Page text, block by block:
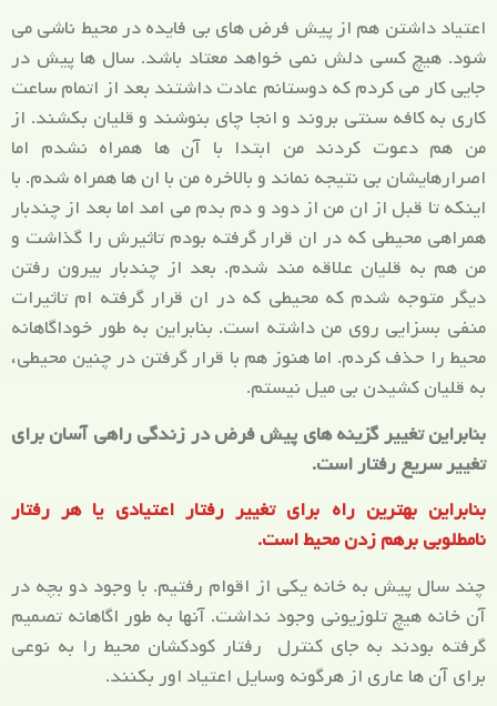
اعتیاد داشتن هم از پیش فرض های بی فایده در محیط ناشی می
شود. هیچ کسی دلش نمی خواهد معتاد باشد. سال ها پیش در
جایی کار می کردم که دوستانم عادت داشتند بعد از اتمام ساعت
کاری به کافه سنتی بروند و انجا چای بنوشند و قلیان بکشند. از
من هم دعوت کردند من ابتدا با آن ها همراه نشدم اما
اصرارهایشان بی نتیجه نماند و بالاخره من با ان ها همراه شدم. با
اینکه تا قبل از ان من از دود و دم بدم می امد اما بعد از چندبار
همراهی محیطی که در ان قرار گرفته بودم تاثیرش را گذاشت و
من هم به قلیان علاقه مند شدم. بعد از چندبار بیرون رفتن
دیگر متوجه شدم که محیطی که در ان قرار گرفته ام تاثیرات
منفی بسزایی روی من داشته است. بنابراین به طور خوداگاهانه
محیط را حذف کردم. اما هنوز هم با قرار گرفتن در چنین محیطی،
به قلیان کشیدن بی میل نیستم.
بنابراین تغییر گزینه های پیش فرض در زندگی راهی آسان برای
تغییر سریع رفتار است.
بنابراین بهترین راه برای تغییر رفتار اعتیادی یا هر رفتار
نامطلوبی برهم زدن محیط است.
چند سال پیش به خانه یکی از اقوام رفتیم. با وجود دو بچه در
آن خانه هیچ تلوزیونی وجود نداشت. آنها به طور اگاهانه تصمیم
گرفته بودند به جای کنترل رفتار کودکشان محیط را به نوعی
برای آن ها عاری از هرگونه وسایل اعتیاد اور بکنند.